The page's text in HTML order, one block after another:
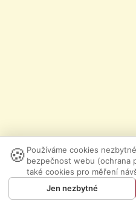
🍪 Používáme cookies
bezpečnost webu (ochrana
také cookies pro měření
Jen nezbytné